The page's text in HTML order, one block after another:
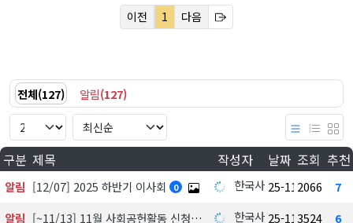
이전 1 다음
전체(127) 알림(127)
구분 제목 작성자 날짜 조회 추천
알림 [12/07] 2025 하반기 이사회 0 한국사회공헌협회
25-11-18
2066
7
알림
[~11/13] 11월 사회공헌활동 신청하기 한국사회공헌협회
25-11-01
3524
6